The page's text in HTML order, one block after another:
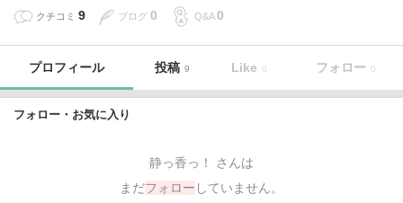
クチコミ 9 ブログ 0 Q&A 0
プロフィール 投稿 9 Like 0 フォロー 0
フォロー・お気に入り
静っ香っ！ さんは
まだフォロー していません。